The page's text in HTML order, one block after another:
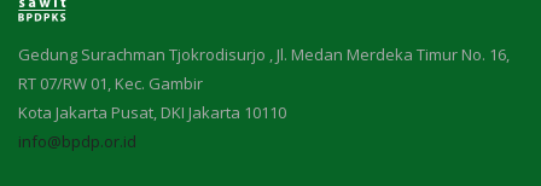
Gedung Surachman Tjokrodisurjo , Jl. Medan Merdeka Timur No. 16,
RT 07/RW 01, Kec. Gambir
Kota Jakarta Pusat, DKI Jakarta 10110
info@bpdp.or.id